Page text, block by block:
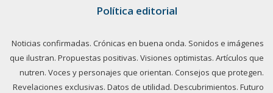
Política editorial
Noticias confirmadas. Crónicas en buena onda. Sonidos e imágenes
que ilustran. Propuestas positivas. Visiones optimistas. Artículos que
nutren. Voces y personajes que orientan. Consejos que protegen.
Revelaciones exclusivas. Datos de utilidad. Descubrimientos. Futuro